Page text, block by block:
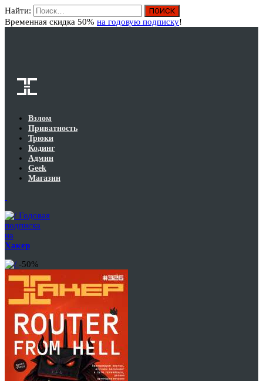
Найти:
Временная скидка 50% на годовую подписку!
Взлом
Приватность
Трюки
Кодинг
Админ
Geek
Магазин
Годовая
подписка
на
Хакер
-50%